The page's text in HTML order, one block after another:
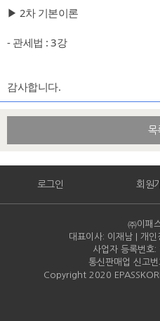
▶ 2차 기본이론
- 관세법 : 3강
감사합니다.
목
로그인 회원
㈜이패
대표이사: 이재남 | 개
사업자 등록번
통신판매업 신고
Copyright 2020